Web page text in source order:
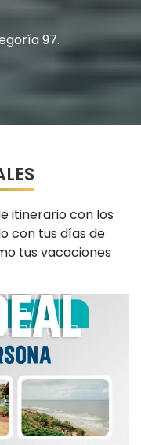
itinerario con los
tus vacaciones